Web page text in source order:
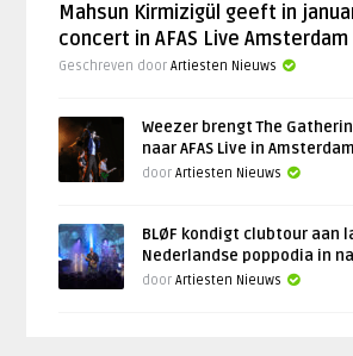
Mahsun Kirmizigül geeft in
concert in AFAS Live Amsterdam
Geschreven doorArtiesten Nieuws
Weezer brengt The
naar AFAS Live in Amsterdam
doorArtiesten Nieuws
BLØF kondigt clubtour aan
Nederlandse poppodia in
doorArtiesten Nieuws